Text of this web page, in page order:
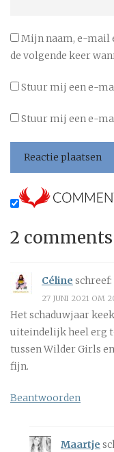
Mijn naam, e-mail
de volgende keer
Stuur mij een e-
Stuur mij een e-
2 comments
Céline schreef:
27 JUNI 2021 OM
Het schaduwjaar
uiteindelijk heel erg
tussen Wilder Girls
fijn.
Beantwoorden
Maartje